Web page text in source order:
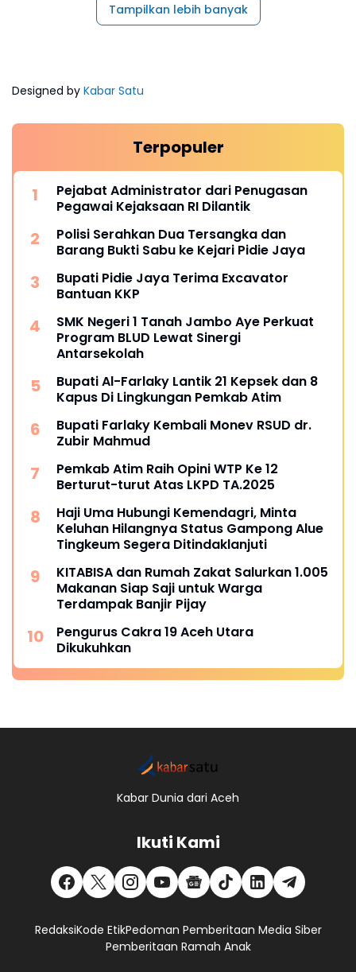
Tampilkan lebih banyak
Designed by Kabar Satu
Terpopuler
Pejabat Administrator dari Penugasan
Pegawai Kejaksaan RI Dilantik
Polisi Serahkan Dua Tersangka dan
Barang Bukti Sabu ke Kejari Pidie Jaya
Bupati Pidie Jaya Terima Excavator
Bantuan KKP
SMK Negeri 1 Tanah Jambo Aye Perkuat
Program BLUD Lewat Sinergi
Antarsekolah
Bupati Al-Farlaky Lantik 21 Kepsek dan 8
Kapus Di Lingkungan Pemkab Atim
Bupati Farlaky Kembali Monev RSUD dr.
Zubir Mahmud
Pemkab Atim Raih Opini WTP Ke 12
Berturut-turut Atas LKPD TA.2025
Haji Uma Hubungi Kemendagri, Minta
Keluhan Hilangnya Status Gampong Alue
Tingkeum Segera Ditindaklanjuti
KITABISA dan Rumah Zakat Salurkan 1.005
Makanan Siap Saji untuk Warga
Terdampak Banjir Pijay
Pengurus Cakra 19 Aceh Utara
Dikukuhkan
Kabar Dunia dari Aceh
Ikuti Kami
RedaksiKode EtikPedoman Pemberitaan Media Siber
Pemberitaan Ramah Anak